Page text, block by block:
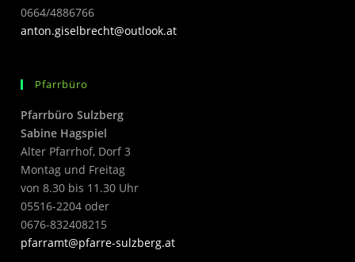
0664/4886766
anton.giselbrecht@outlook.at
Pfarrbüro
Pfarrbüro Sulzberg
Sabine Hagspiel
Alter Pfarrhof, Dorf 3
Montag und Freitag
von 8.30 bis 11.30 Uhr
05516-2204 oder
0676-832408215
pfarramt@pfarre-sulzberg.at